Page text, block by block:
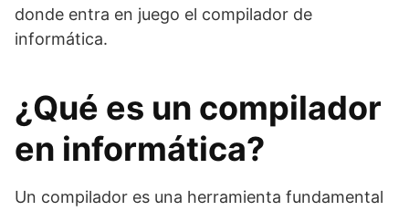
donde entra en juego el compilador de
informática.
¿Qué es un compilador
en informática?
Un compilador es una herramienta fundamental